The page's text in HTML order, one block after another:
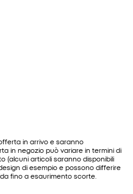
in arrivo e saranno
in negozio può variare in termini di
(alcuni articoli saranno disponibili
di esempio e possono differire
fino a esaurimento scorte.